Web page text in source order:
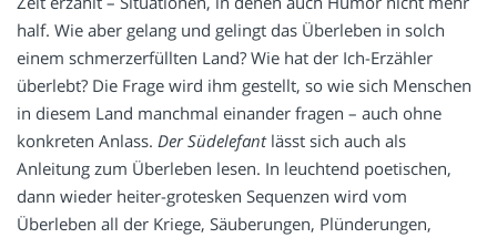
half. Wie aber gelang und gelingt das Überleben in solch
einem schmerzerfüllten Land? Wie hat der Ich-Erzähler
überlebt? Die Frage wird ihm gestellt, so wie sich Menschen
in diesem Land manchmal einander fragen – auch ohne
konkreten Anlass. Der Südelefantlässt sich auch als
Anleitung zum Überleben lesen. In leuchtend poetischen,
dann wieder heiter-grotesken Sequenzen wird vom
Überleben all der Kriege, Säuberungen, Plünderungen,